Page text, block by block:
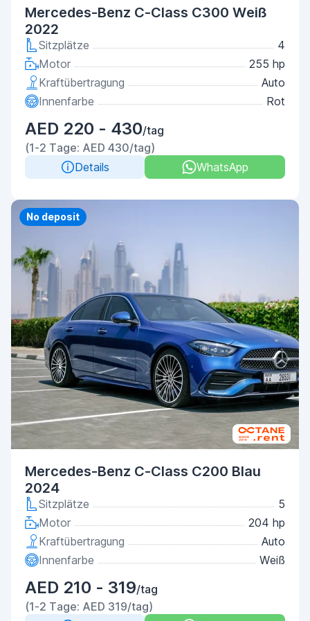
Mercedes-Benz C-Class С300 Weiß
2022
Sitzplätze
4
Motor
255 hp
Kraftübertragung
Auto
Innenfarbe
Rot
AED 220 - 430/tag
(1-2 Tage: AED 430/tag)
Details
WhatsApp
Priority
No deposit
Mercedes-Benz C-Class C200 Blau
2024
Sitzplätze
5
Motor
204 hp
Kraftübertragung
Auto
Innenfarbe
Weiß
AED 210 - 319/tag
(1-2 Tage: AED 319/tag)